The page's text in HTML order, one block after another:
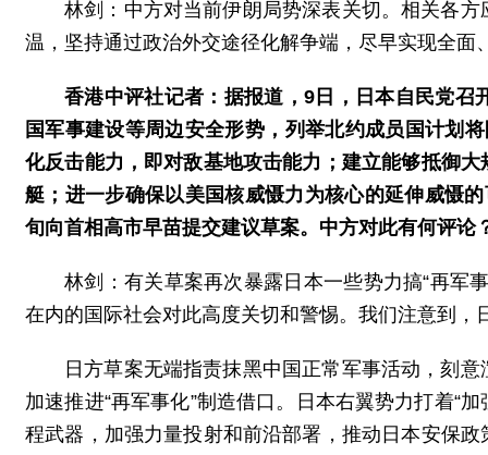
林剑：中方对当前伊朗局势深表关切。相关各
温，坚持通过政治外交途径化解争端，尽早实现全面
香港中评社记者：据报道，9日，日本自民党召
国军事建设等周边安全形势，列举北约成员国计划
化反击能力，即对敌基地攻击能力；建立能够抵御
艇；进一步确保以美国核威慑力为核心的延伸威慑
旬向首相高市早苗提交建议草案。中方对此有何评论
林剑：有关草案再次暴露日本一些势力搞“再军
在内的国际社会对此高度关切和警惕。我们注意到
日方草案无端指责抹黑中国正常军事活动，刻
加速推进“再军事化”制造借口。日本右翼势力打着“
程武器，加强力量投射和前沿部署，推动日本安保